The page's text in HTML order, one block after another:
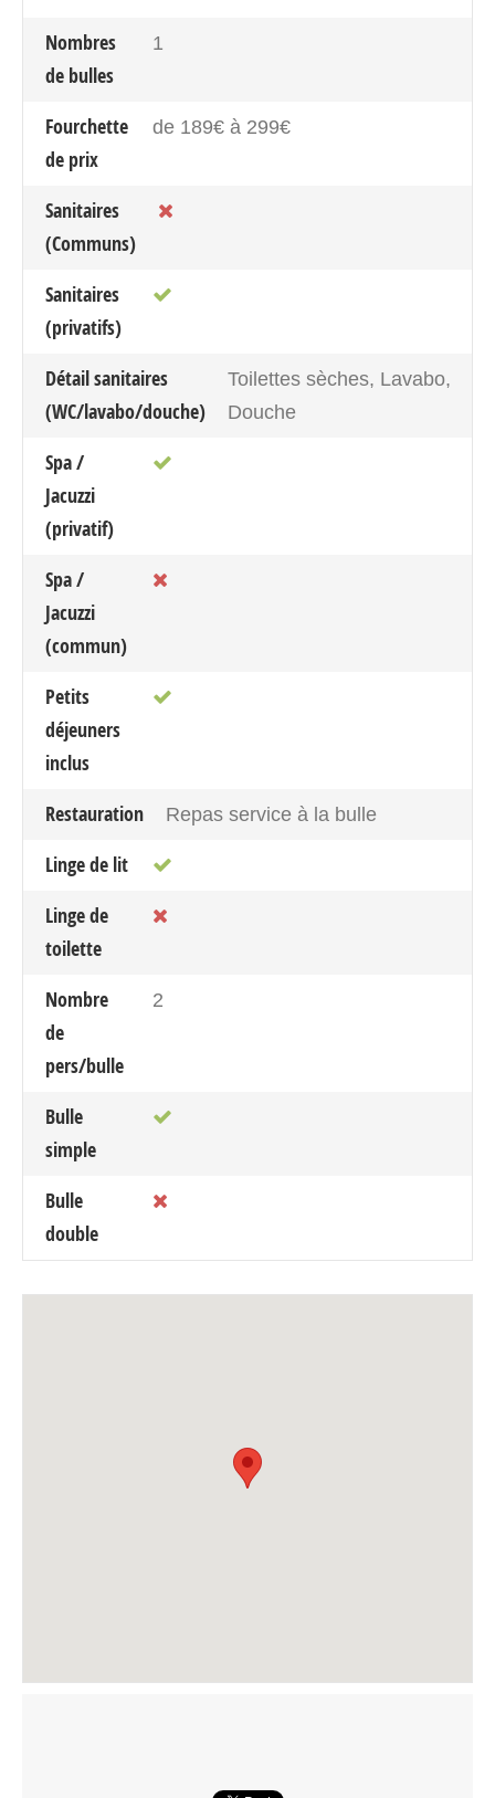
Nombres
de bulles
1
Fourchette
de prix
de 189€ à 299€
Sanitaires
(Communs)
Sanitaires
(privatifs)
Détail sanitaires
(WC/lavabo/douche)
Toilettes sèches, Lavabo,
Douche
Spa /
Jacuzzi
(privatif)
Spa /
Jacuzzi
(commun)
Petits
déjeuners
inclus
Restauration
Repas service à la bulle
Linge de lit
Linge de
toilette
Nombre
de
pers/bulle
2
Bulle
simple
Bulle
double